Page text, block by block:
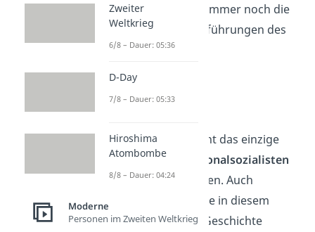
Tempeln finden sich immer noch die
verschiedensten Ausführungen des
Glückssymbols
Davidstern
Die Swastika war nicht das einzige
Symbol, das die
Nationalsozialisten
für sich beanspruchten. Auch
der
wurde in diesem
dunklen Kapitel der Geschichte
Zweiter
Weltkrieg
6/8 – Dauer: 05:36
D-Day
7/8 – Dauer: 05:33
Hiroshima
Atombombe
8/8 – Dauer: 04:24
Moderne
Personen im Zweiten Weltkrieg